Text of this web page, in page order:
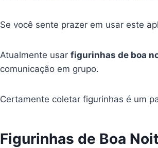
Se você sente prazer em usar este
Atualmente usar figurinhas de boa
comunicação em grupo.
Certamente coletar figurinhas é um
Figurinhas de Boa